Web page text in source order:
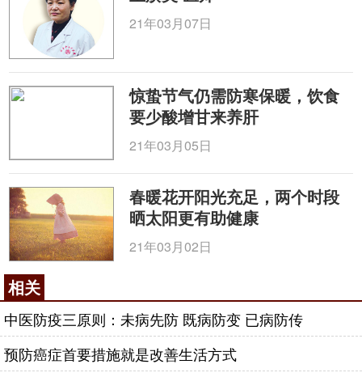
21年03月07日
惊蛰节气仍需防寒保暖，饮食
要少酸增甘来养肝
21年03月05日
春暖花开阳光充足，两个时段
晒太阳更有助健康
21年03月02日
相关
中医防疫三原则：未病先防 既病防变 已病防传
预防癌症首要措施就是改善生活方式